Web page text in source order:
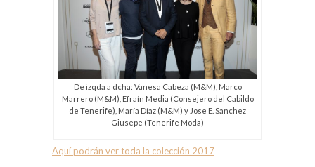
De izqda a dcha: Vanesa Cabeza (M&M), Marco
Marrero (M&M), Efraín Media (Consejero del Cabildo
de Tenerife), María Díaz (M&M) y Jose E. Sanchez
Giusepe (Tenerife Moda)
Aquí podrán ver toda la colección 2017